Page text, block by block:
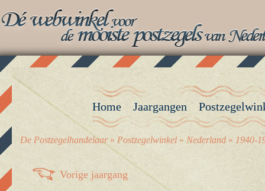
Vorige jaargang
Home Jaargangen
De Postzegelhandelaar» Postzegelwinkel » Nederland » 1940-